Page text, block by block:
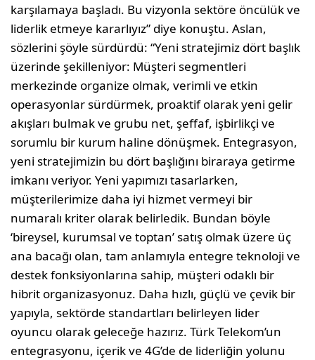
karşılamaya başladı. Bu vizyonla sektöre öncülük ve
liderlik etmeye kararlıyız” diye konuştu. Aslan,
sözlerini şöyle sürdürdü: “Yeni stratejimiz dört başlık
üzerinde şekilleniyor: Müşteri segmentleri
merkezinde organize olmak, verimli ve etkin
operasyonlar sürdürmek, proaktif olarak yeni gelir
akışları bulmak ve grubu net, şeffaf, işbirlikçi ve
sorumlu bir kurum haline dönüşmek. Entegrasyon,
yeni stratejimizin bu dört başlığını biraraya getirme
imkanı veriyor. Yeni yapımızı tasarlarken,
müşterilerimize daha iyi hizmet vermeyi bir
numaralı kriter olarak belirledik. Bundan böyle
‘bireysel, kurumsal ve toptan’ satış olmak üzere üç
ana bacağı olan, tam anlamıyla entegre teknoloji ve
destek fonksiyonlarına sahip, müşteri odaklı bir
hibrit organizasyonuz. Daha hızlı, güçlü ve çevik bir
yapıyla, sektörde standartları belirleyen lider
oyuncu olarak geleceğe hazırız. Türk Telekom’un
entegrasyonu, içerik ve 4G’de de liderliğin yolunu